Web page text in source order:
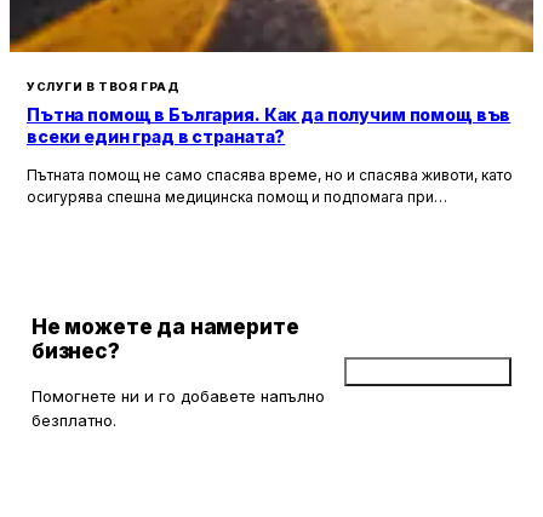
УСЛУГИ В ТВОЯ ГРАД
Пътна помощ в България. Как да получим помощ във
всеки един град в страната?
Пътната помощ не само спасява време, но и спасява животи, като
осигурява спешна медицинска помощ и подпомага при
Не можете да намерите
бизнес?
Помогнете ни и го добавете напълно
безплатно.